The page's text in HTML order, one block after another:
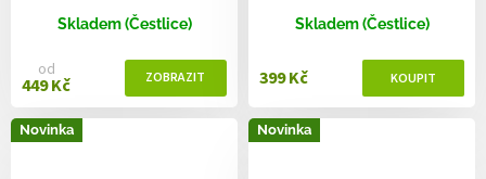
Skladem (Čestlice)
od
449 Kč
Skladem (Čestlice)
399 Kč
Novinka Novinka